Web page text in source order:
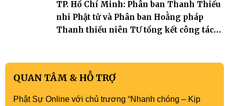
TP. Hồ Chí Minh: Phân ban Thanh Thiếu
nhi Phật tử và Phân ban Hoằng pháp
Thanh thiếu niên TƯ tổng kết công tác
QUAN TÂM & HỖ TRỢ
Phật Sự Online với chủ trương “Nhanh chóng – Kịp